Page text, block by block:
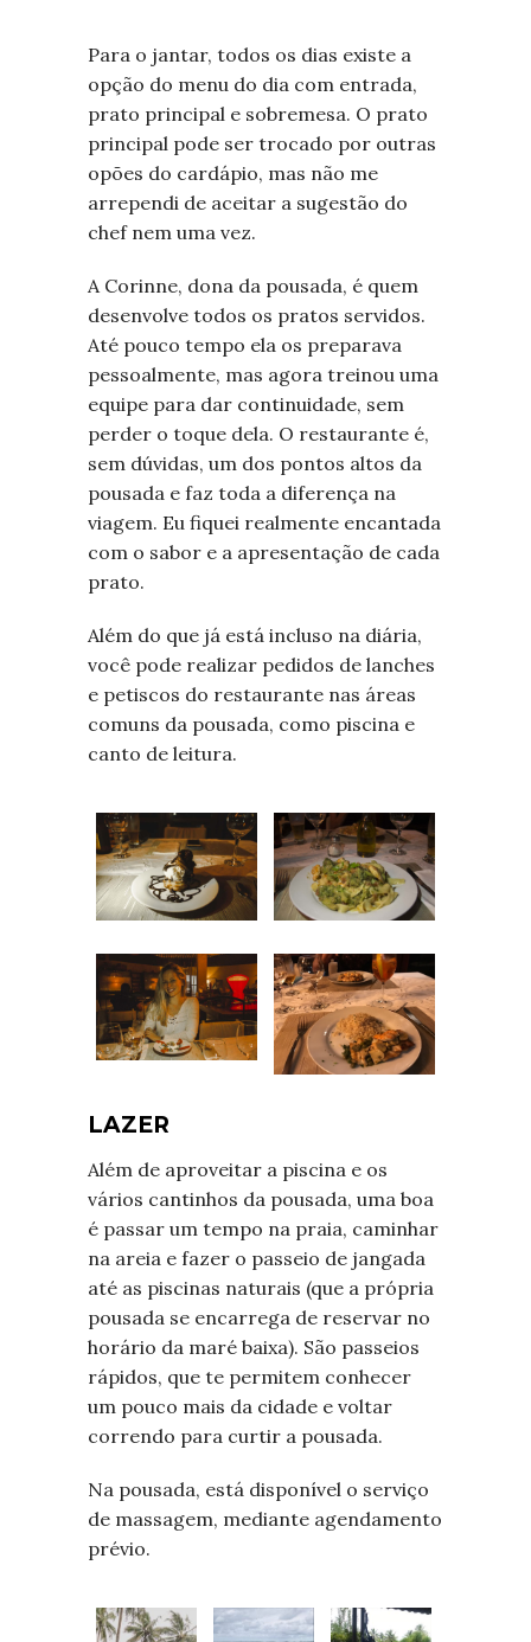
Para o jantar, todos os dias existe a
opção do menu do dia com entrada,
prato principal e sobremesa. O prato
principal pode ser trocado por outras
opões do cardápio, mas não me
arrependi de aceitar a sugestão do
chef nem uma vez.
A Corinne, dona da pousada, é quem
desenvolve todos os pratos servidos.
Até pouco tempo ela os preparava
pessoalmente, mas agora treinou uma
equipe para dar continuidade, sem
perder o toque dela. O restaurante é,
sem dúvidas, um dos pontos altos da
pousada e faz toda a diferença na
viagem. Eu fiquei realmente encantada
com o sabor e a apresentação de cada
prato.
Além do que já está incluso na diária,
você pode realizar pedidos de lanches
e petiscos do restaurante nas áreas
comuns da pousada, como piscina e
canto de leitura.
LAZER
Além de aproveitar a piscina e os
vários cantinhos da pousada, uma boa
é passar um tempo na praia, caminhar
na areia e fazer o passeio de jangada
até as piscinas naturais (que a própria
pousada se encarrega de reservar no
horário da maré baixa). São passeios
rápidos, que te permitem conhecer
um pouco mais da cidade e voltar
correndo para curtir a pousada.
Na pousada, está disponível o serviço
de massagem, mediante agendamento
prévio.